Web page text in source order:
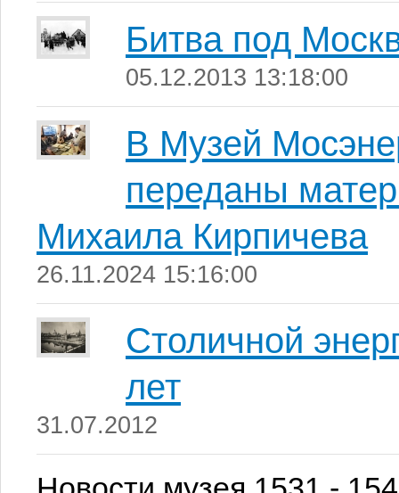
Битва под
05.12.2013 13:18:00
В Музей
переданы
Михаила Кирпичева
26.11.2024 15:16:00
Столичной
лет
31.07.2012